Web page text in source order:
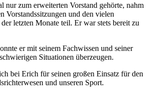
nur zum erweiterten Vorstand gehörte, nahm
Vorstandssitzungen und den vielen
letzten Monate teil. Er war stets bereit zu
er mit seinem Fachwissen und seiner
Situationen überzeugen.
bei Erich für seinen großen Einsatz für den
und unseren Sport.